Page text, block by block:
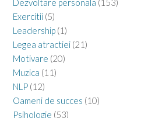
Dezvoltare personala (153)
Exercitii (5)
Leadership (1)
Legea atractiei (21)
Motivare (20)
Muzica (11)
NLP (12)
Oameni de succes (10)
Psihologie (53)